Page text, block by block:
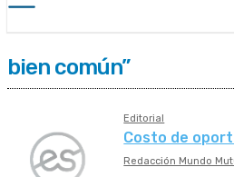
bien común”
Editorial
Costo de
Redacción Mundo